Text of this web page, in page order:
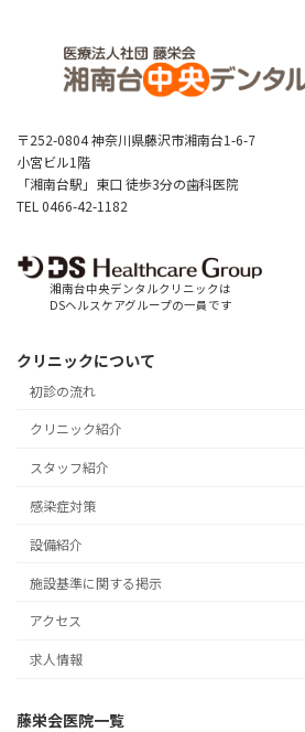
〒252-0804 神奈川県藤沢市湘南台1-6-7
小宮ビル1階
「湘南台駅」東口 徒歩3分の歯科医院
TEL 0466-42-1182
湘南台中央デンタルクリニックは
DSヘルスケアグループの一員です
クリニックについて
初診の流れ
クリニック紹介
スタッフ紹介
感染症対策
設備紹介
施設基準に関する掲示
アクセス
求人情報
藤栄会医院一覧